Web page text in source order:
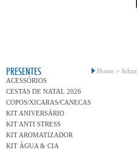
PRESENTES
ACESSÓRIOS
CESTAS DE NATAL 2026
COPOS/XICARAS/CANECAS
KIT ANIVERSÁRIO
KIT ANTI STRESS
KIT AROMATIZADOR
KIT ÁGUA & CIA
Home >